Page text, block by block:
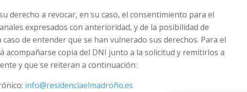
derecho a revocar, en su caso, el consentimiento para el
expresados con anterioridad, y de la posibilidad de
de entender que se han vulnerado sus derechos. Para el
acompañarse copia del DNI junto a la solicitud y remitirlos a
y que se reiteran a continuación:
info@residenciaelmadroño.es